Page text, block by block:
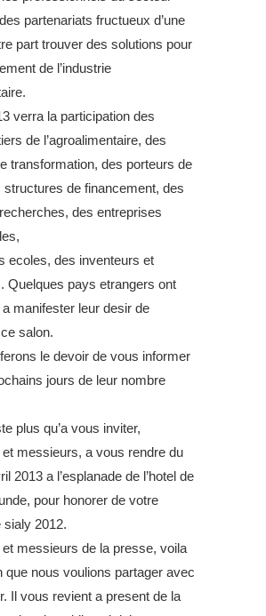
partenariats fructueux d’une
part trouver des solutions pour
de l’industrie
verra la participation des
de l’agroalimentaire, des
transformation, des porteurs de
structures de financement, des
des entreprises
ecoles, des inventeurs et
Quelques pays etrangers ont
manifester leur desir de
salon.
le devoir de vous informer
jours de leur nombre
plus qu’a vous inviter,
messieurs, a vous rendre du
2013 a l’esplanade de l’hotel de
pour honorer de votre
sialy 2012.
messieurs de la presse, voila
que nous voulions partager avec
Il vous revient a present de la